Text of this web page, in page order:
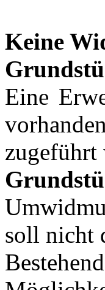
Keine
Eine
zugeführt
soll nicht